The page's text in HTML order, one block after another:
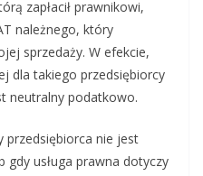
zapłacił prawnikowi,
należnego, który
sprzedaży. W efekcie,
dla takiego przedsiębiorcy
neutralny podatkowo.
przedsiębiorca nie jest
gdy usługa prawna dotyczy